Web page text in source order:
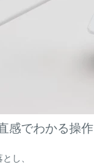
感でわかる操作
し、